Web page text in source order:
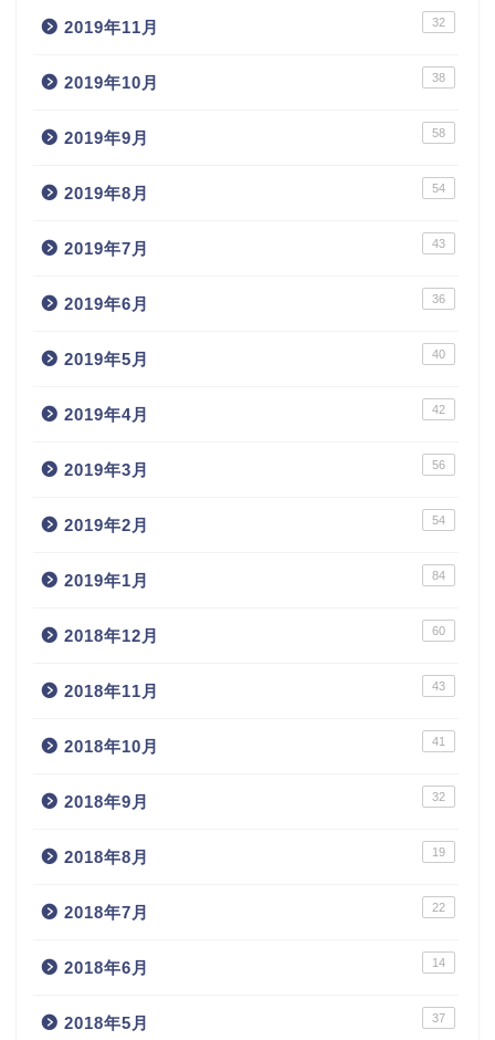
2019年11月 32
2019年10月 38
2019年9月 58
2019年8月 54
2019年7月 43
2019年6月 36
2019年5月 40
2019年4月 42
2019年3月 56
2019年2月 54
2019年1月 84
2018年12月 60
2018年11月 43
2018年10月 41
2018年9月 32
2018年8月 19
2018年7月 22
2018年6月 14
2018年5月 37